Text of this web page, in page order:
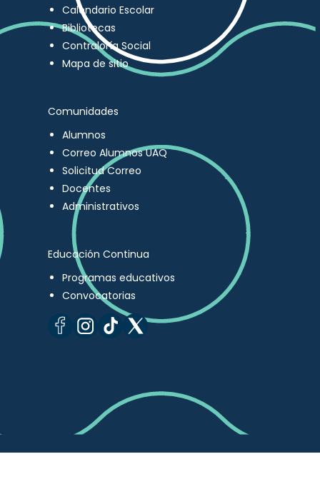
Calendario Escolar
Bibliotecas
Contraloría Social
Mapa de sitio
Comunidades
Alumnos
Correo Alumnos UAQ
Solicitud Correo
Docentes
Administrativos
Educación Continua
Programas educativos
Convocatorias